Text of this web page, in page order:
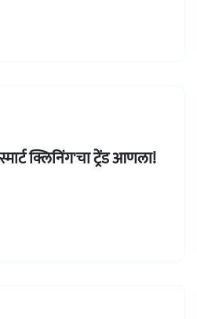
क्लिनिंग'चा ट्रेंड आणला!